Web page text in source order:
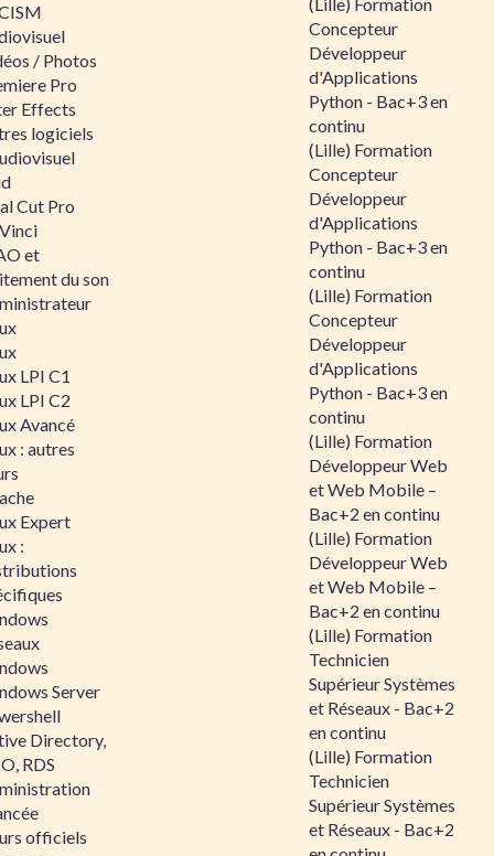
/ Photos
Pro
Effects
logiciels
Cut Pro
et
du son
LPI C1
LPI C2
Avancé
: autres
Expert
:
Server
Directory,
RDS
officiels
Concepteur
Développeur
d'Applications
Python - Bac+3 en
continu
(Lille) Formation
Concepteur
Développeur
d'Applications
Python - Bac+3 en
continu
(Lille) Formation
Concepteur
Développeur
d'Applications
Python - Bac+3 en
continu
(Lille) Formation
Développeur Web
et Web Mobile –
Bac+2 en continu
(Lille) Formation
Développeur Web
et Web Mobile –
Bac+2 en continu
(Lille) Formation
Technicien
Supérieur Systèmes
et Réseaux - Bac+2
en continu
(Lille) Formation
Technicien
Supérieur Systèmes
et Réseaux - Bac+2